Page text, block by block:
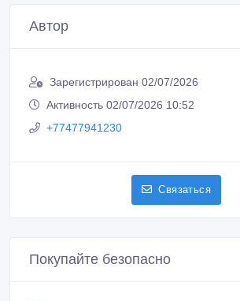
Автор
Зарегистрирован 02/07/2026
Активность 02/07/2026 10:52
+77477941230
Связаться
Покупайте безопасно